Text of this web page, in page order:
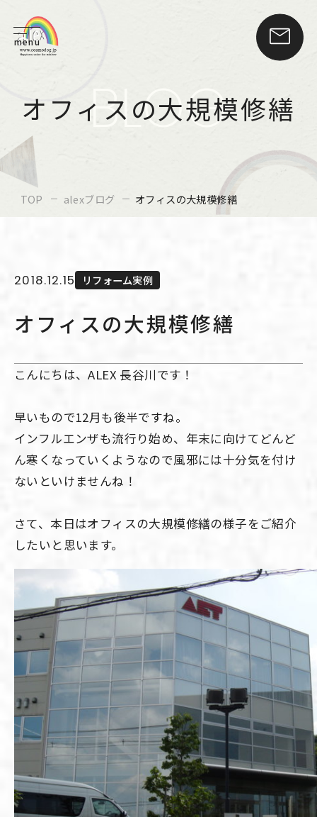
menu
BLOG
オフィスの大規模修繕
TOP alexブログ オフィスの大規模修繕
2018.12.15 リフォーム実例
オフィスの大規模修繕
こんにちは、ALEX 長谷川です！
早いもので12月も後半ですね。
インフルエンザも流行り始め、年末に向けてどんど
ん寒くなっていくようなので風邪には十分気を付け
ないといけませんね！
さて、本日はオフィスの大規模修繕の様子をご紹介
したいと思います。